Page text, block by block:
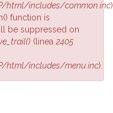
includes/common.inc
function is
be suppressed on
(linea 2405
html/includes/menu.inc).